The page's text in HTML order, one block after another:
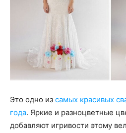
Это одно из самых красивых
года. Яркие и разноцветные
добавляют игривости этому